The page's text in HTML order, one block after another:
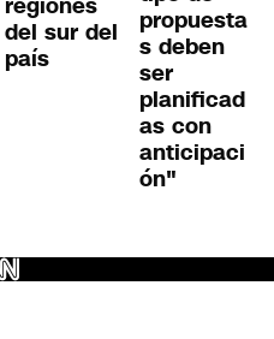
del sur del
país
propuesta
s deben
ser
planificad
as con
anticipaci
ón"